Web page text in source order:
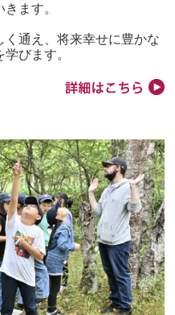
ます。
通え、将来幸せに豊かな
びます。